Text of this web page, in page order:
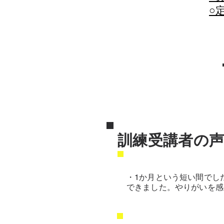
​○
訓練受講者の声
・1か月という短い間で
できました。やりがいを